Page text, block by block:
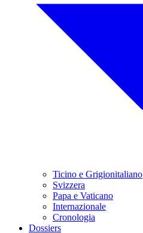
Ticino e Grigionitaliano
Svizzera
Papa e Vaticano
Internazionale
Cronologia
Dossiers